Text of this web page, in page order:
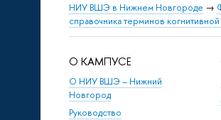
НИУ ВШЭ в Нижнем Новгороде →
справочника терминов когнитивной
О КАМПУСЕ
О НИУ ВШЭ – Нижний
Новгород
Руководство